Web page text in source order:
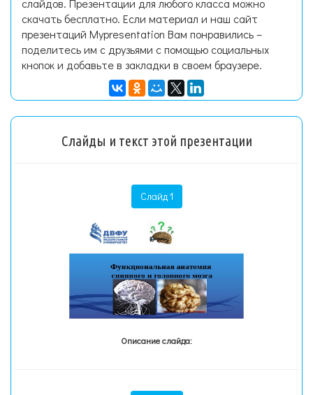
слайдов. Презентации для любого класса можно
скачать бесплатно. Если материал и наш сайт
презентаций Mypresentation Вам понравились –
поделитесь им с друзьями с помощью социальных
кнопок и добавьте в закладки в своем браузере.
Слайды и текст этой презентации
Слайд 1
Описание слайда: